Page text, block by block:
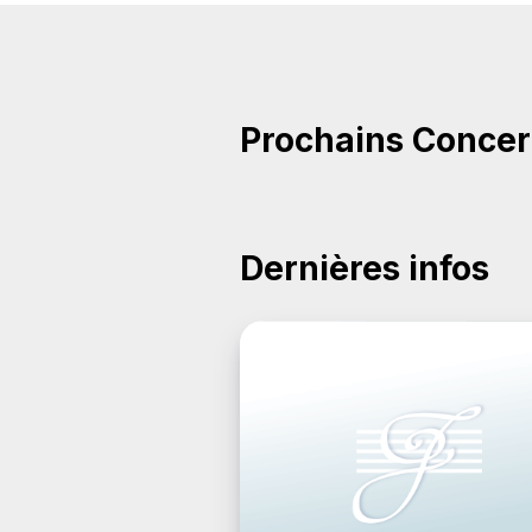
Prochains
Dernières infos